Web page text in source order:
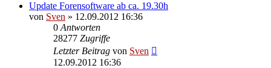
Update Forensoftware ab ca. 19.30h
von Sven » 12.09.2012 16:36
0 Antworten
28277 Zugriffe
Letzter Beitrag von Sven
12.09.2012 16:36